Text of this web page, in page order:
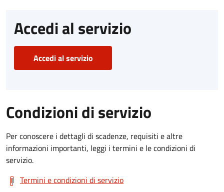
Accedi al servizio
Accedi al servizio
Condizioni di servizio
Per conoscere i dettagli di scadenze, requisiti e altre
informazioni importanti, leggi i termini e le condizioni di
servizio.
Termini e condizioni di servizio